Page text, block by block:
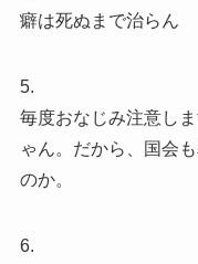
癖は死ぬまで治らん
5.
毎度おなじみ注意し
ゃん。だから、国会
のか。
6.